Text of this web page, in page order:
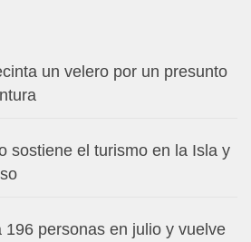
un velero por un presunto
sostiene el turismo en la Isla y
196 personas en julio y vuelve